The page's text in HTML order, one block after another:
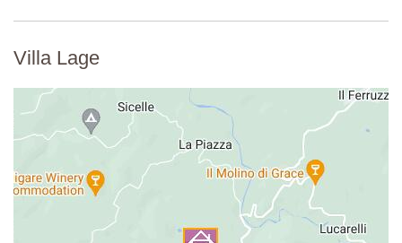
Villa Lage